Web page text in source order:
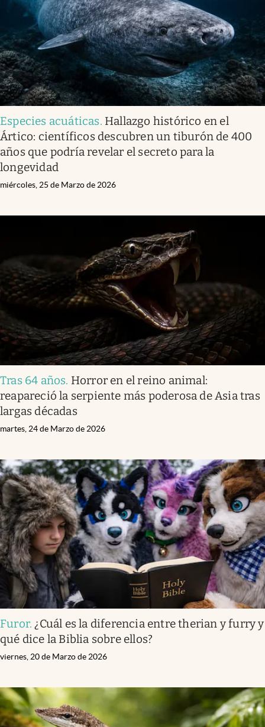
Especies acuáticas. Hallazgo histórico en el
Ártico: científicos descubren un tiburón de 400
años que podría revelar el secreto para la
longevidad
miércoles, 25 de Marzo de 2026
Tras 64 años. Horror en el reino animal:
reapareció la serpiente más poderosa de Asia tras
largas décadas
martes, 24 de Marzo de 2026
Furor. ¿Cuál es la diferencia entre therian y furry y
qué dice la Biblia sobre ellos?
viernes, 20 de Marzo de 2026